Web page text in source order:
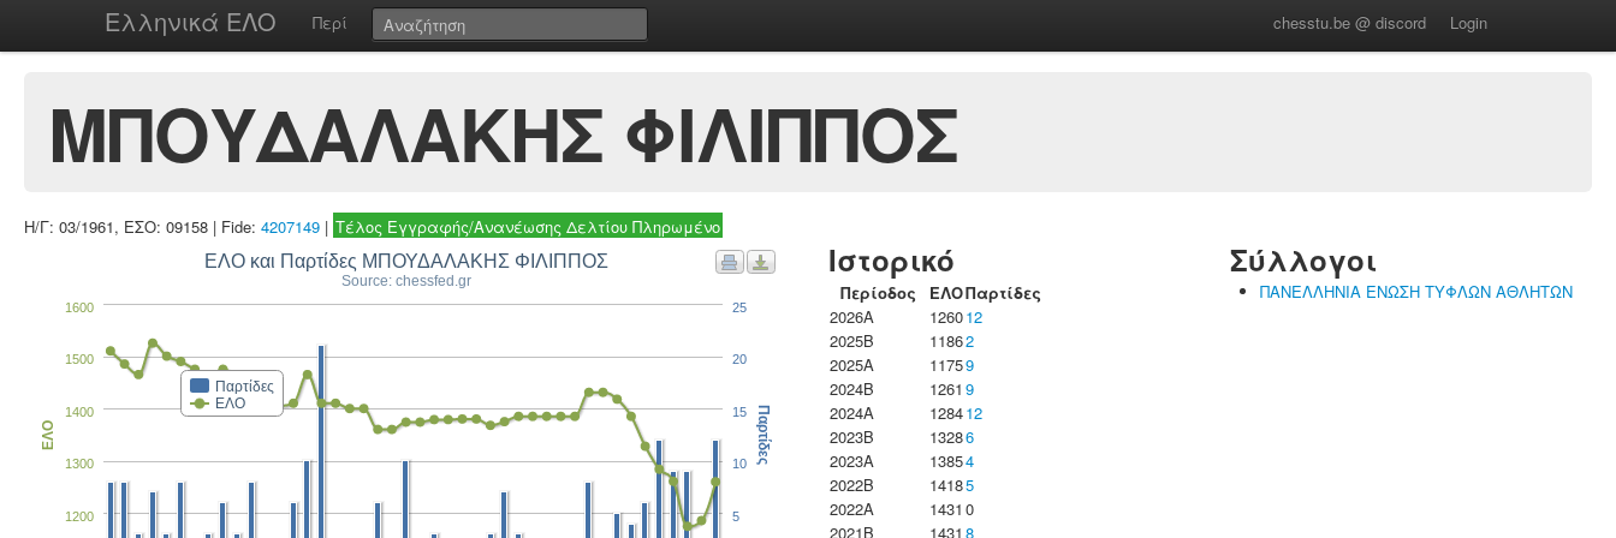
Ελληνικά ΕΛΟ Περί chesstu.be @ discord Login
ΜΠΟΥΔΑΛΑΚΗΣ ΦΙΛΙΠΠΟΣ
Η/Γ: 03/1961, ΕΣΟ: 09158 | Fide: 4207149 | Τέλος Εγγραφής/Ανανέωσης Δελτίου Πληρωμένο
ΕΛΟ και Παρτίδες ΜΠΟΥΔΑΛΑΚΗΣ ΦΙΛΙΠΠΟΣ
Source: chessfed.gr
Παρτίδες
ΕΛΟ
1200
1300
1400
1500
1600
ΕΛΟ
5
10
15
20
25
Παρτίδες
Ιστορικό
Περίοδος ΕΛΟΠαρτίδες
2026A
126012
2025B
11862
2025A
11759
2024B
1261 9
2024A
128412
2023B
13286
2023Α
13854
2022B
14185
2022A
1431 0
2021B
1431 8
Σύλλογοι
ΠΑΝΕΛΛΗΝΙΑ ΕΝΩΣΗ ΤΥΦΛΩΝ ΑΘΛΗΤΩΝ